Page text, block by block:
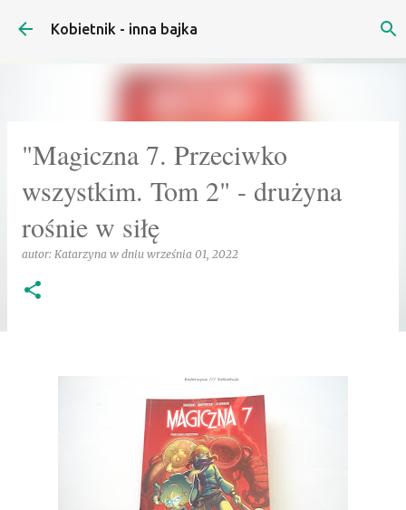
Przejdź do głównej zawartości
Kobietnik - inna bajka
"Magiczna 7. Przeciwko
wszystkim. Tom 2" - drużyna
rośnie w siłę
autor: Katarzyna w dniu września 01, 2022